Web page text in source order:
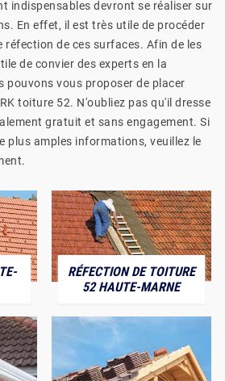
indispensables devront se réaliser sur
En effet, il est très utile de procéder
réfection de ces surfaces. Afin de les
de convier des experts en la
pouvons vous proposer de placer
toiture 52. N'oubliez pas qu'il dresse
gratuit et sans engagement. Si
plus amples informations, veuillez le
RÉFECTION DE TOITURE
52 HAUTE-MARNE